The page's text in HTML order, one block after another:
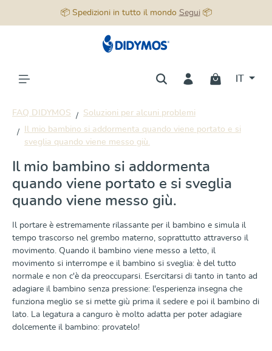
📦 Spedizioni in tutto il mondo Segui📦
FAQ DIDYMOS
Soluzioni per alcuni problemi
Il mio bambino si addormenta quando viene portato e si
sveglia quando viene messo giù.
Il mio bambino si addormenta
quando viene portato e si sveglia
quando viene messo giù.
Il portare è estremamente rilassante per il bambino e simula il
tempo trascorso nel grembo materno, soprattutto attraverso il
movimento. Quando il bambino viene messo a letto, il
movimento si interrompe e il bambino si sveglia: è del tutto
normale e non c'è da preoccuparsi. Esercitarsi di tanto in tanto ad
adagiare il bambino senza pressione: l'esperienza insegna che
funziona meglio se si mette giù prima il sedere e poi il bambino di
lato. La legatura a canguro è molto adatta per poter adagiare
dolcemente il bambino: provatelo!